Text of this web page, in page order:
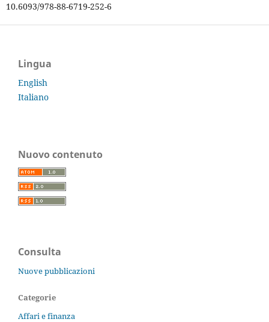
10.6093/978-88-6719-252-6
Lingua
English
Italiano
Nuovo contenuto
Consulta
Nuove pubblicazioni
Categorie
Affari e finanza